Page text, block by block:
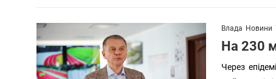
Влада Новини
На 230
Через